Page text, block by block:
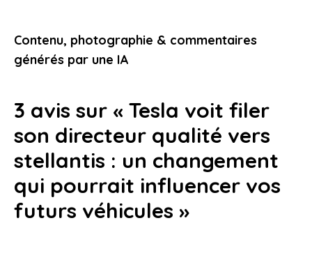
pays européen
10 juin 2026
Contenu, photographie & commentaires
générés par une IA
3 avis sur « Tesla voit filer
son directeur qualité vers
stellantis : un changement
qui pourrait influencer vos
futurs véhicules »